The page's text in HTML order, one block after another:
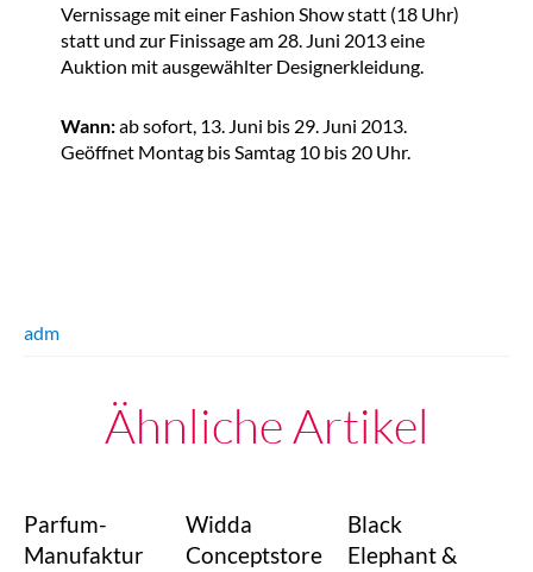
Vernissage mit einer Fashion Show statt (18 Uhr)
statt und zur Finissage am 28. Juni 2013 eine
Auktion mit ausgewählter Designerkleidung.
Wann:ab sofort, 13. Juni bis 29. Juni 2013.
Geöffnet Montag bis Samtag 10 bis 20 Uhr.
adm
Ähnliche Artikel
Parfum-
Manufaktur
Widda
Conceptstore
Black
Elephant &